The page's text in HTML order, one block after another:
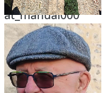
at_manual000